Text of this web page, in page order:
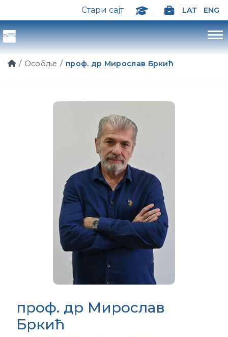
Стари сајт LAT ENG
Особље проф. др Мирослав Бркић
проф. др Мирослав
Бркић